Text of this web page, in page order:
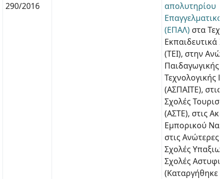
290/2016
απολυτηρίου
(ΕΠΑΛ) στα
Εκπαιδευτικά
(ΤΕΙ), στην
Παιδαγωγικής
Τεχνολογικής
(ΑΣΠΑΙΤΕ),
Σχολές
(ΑΣΤΕ), στις
Εμπορικού
στις Ανώτερες
Σχολές
Σχολές
(Καταργήθηκε